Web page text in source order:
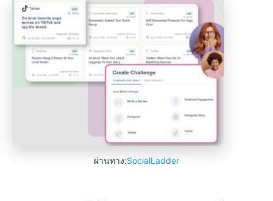
ผ่านทาง:SocialLadder